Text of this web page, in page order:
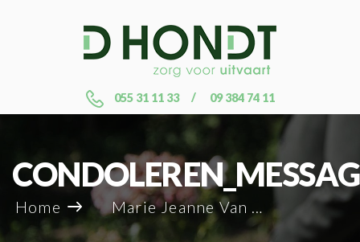
055 31 11 33 09 384 74 11
Home Marie Jeanne Van Bockstael_82207